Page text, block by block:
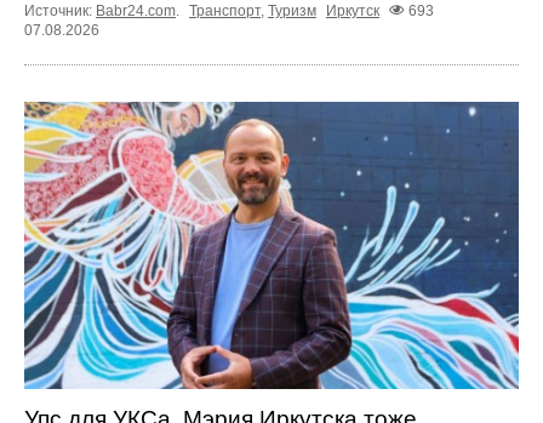
Источник: Babr24.com. Транспорт, Туризм Иркутск
693
07.08.2026